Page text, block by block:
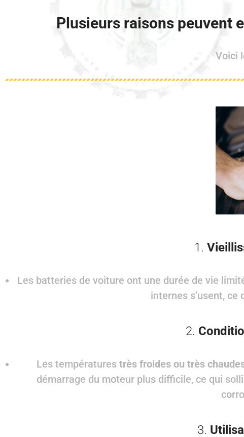
Plusieurs raisons peuvent
Voici
1.
Les batteries de voiture ont une durée de vie
internes s’usent,
2.
Les températures très froides ou très
démarrage du moteur plus difficile, ce qui
3.